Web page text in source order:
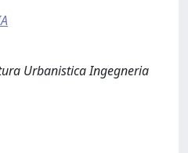
Urbanistica Ingegneria